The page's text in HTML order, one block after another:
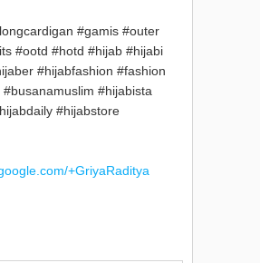
#gamis #outer
#ootd #hotd #hijab #hijabi
#hijabfashion #fashion
#hijabista
#hijabstore
+GriyaRaditya